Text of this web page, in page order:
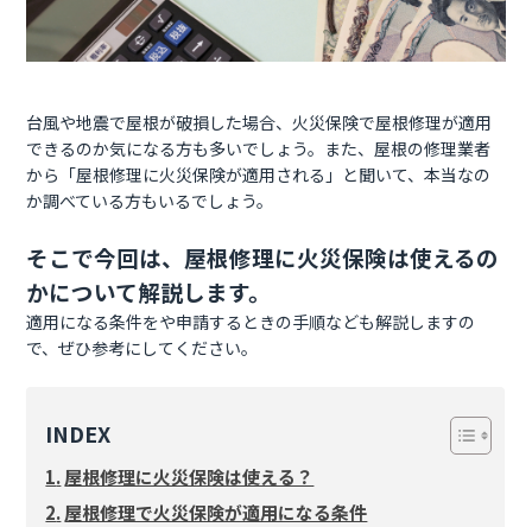
台風や地震で屋根が破損した場合、火災保険で屋根修理が適用
できるのか気になる方も多いでしょう。また、屋根の修理業者
から「屋根修理に火災保険が適用される」と聞いて、本当なの
か調べている方もいるでしょう。
そこで今回は、屋根修理に火災保険は使えるの
かについて解説します。
適用になる条件をや申請するときの手順なども解説しますの
で、ぜひ参考にしてください。
INDEX
屋根修理に火災保険は使える？
屋根修理で火災保険が適用になる条件